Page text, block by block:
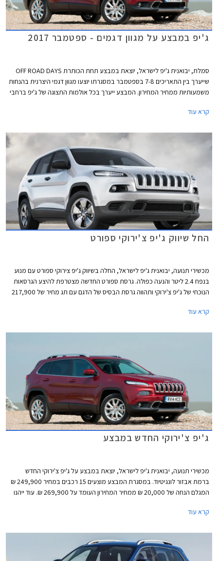
ג'יפ במבצע על מגוון דגמים - ספטמבר 2017
סמלת, יבואנית ג'יפ לישראל, יוצאת במבצע תחת הכותרת OFF ROAD DAYS
שייערך בין התאריכים 7-8 בספטמבר במסגרתו יוצעו מגוון דגמי היצרנית בהנחות
משמעותיות ממחיר המחירון. המבצע ייערך בכל אולמות התצוגה של ג'יפ ברחבי
קרא עוד
החל שיווק ג'יפ צ'ירוקי ספורט
מכשירי תנועה, יבואנית ג'יפ לישראל, החלה בשיווק ג'יפ צירוקי ספורט עם מנוע
בנפח 2.4 ליטר והנעה כפולה. גרסת ספורט החדשה מצטרפת להיצע הגרסאות
הנוכחי של ג'יפ צ'ירוקי ותהווה גרסת הבסיס של הדגם עם תג מחיר של 217,900
היבואנית המקבילה שהחלה לשווק את ג'יפ צ'ירוקי עם יחידת הנעה זהה במחיר
קרא עוד
ג'יפ צ'ירוקי החדש במבצע
מכשירי תנועה, יבואנית ג'יפ לישראל, יוצאת במבצע על ג'יפ צ'ירוקי החדש
ברמת אבזור לונגיטיוד. במסגרת המבצע מוצעים 15 רכבים במחיר 249,900 ₪
המגלם הנחה של 20,000 ₪ ממחיר המחירון העומד על 269,900 ₪. עוד ייהנו
ייערך בכל אולמות התצוגה של החברה.
קרא עוד